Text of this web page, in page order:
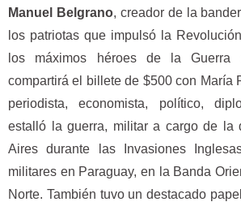
Manuel Belgrano, creador de la
los patriotas que impulsó la
los máximos héroes de la Guerra
compartirá el billete de $500 con María
periodista, economista, político,
estalló la guerra, militar a cargo de la
Aires durante las Invasiones
militares en Paraguay, en la Banda
Norte. También tuvo un destacado